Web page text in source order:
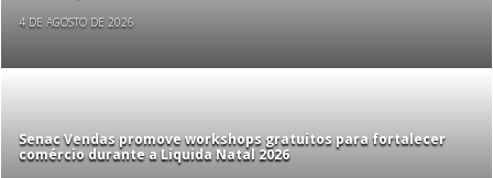
4 DE AGOSTO DE 2026
Senac Vendas promove workshops gratuitos para fortalecer
comércio durante a Liquida Natal 2026